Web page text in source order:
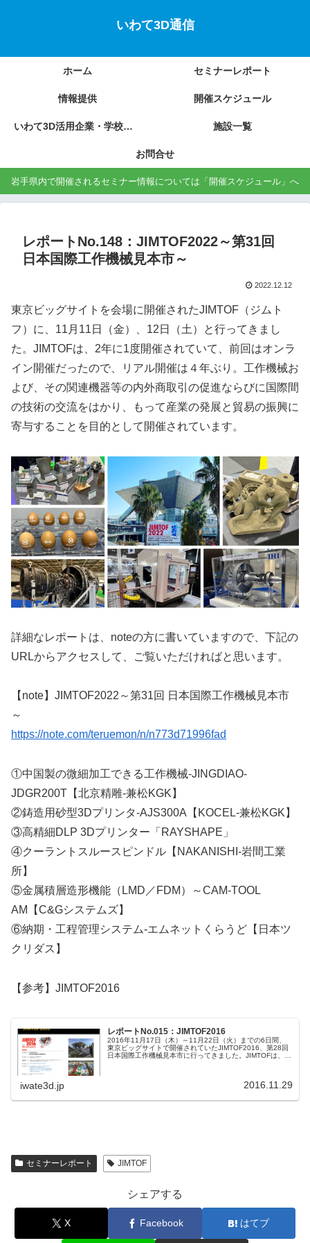
いわて3D通信
ホーム セミナーレポート
情報提供 開催スケジュール
いわて3D活用企業・学校の紹介 施設一覧
お問合せ
岩手県内で開催されるセミナー情報については「開催スケジュール」へ
レポートNo.148：JIMTOF2022～第31回
日本国際工作機械見本市～
2022.12.12
東京ビッグサイトを会場に開催されたJIMTOF（ジムト
フ）に、11月11日（金）、12日（土）と行ってきまし
た。JIMTOFは、2年に1度開催されていて、前回はオンラ
イン開催だったので、リアル開催は４年ぶり。工作機械お
よび、その関連機器等の内外商取引の促進ならびに国際間
の技術の交流をはかり、もって産業の発展と貿易の振興に
寄与することを目的として開催されています。
詳細なレポートは、noteの方に書いていますので、下記の
URLからアクセスして、ご覧いただければと思います。
【note】JIMTOF2022～第31回 日本国際工作機械見本市
～
https://note.com/teruemon/n/n773d71996fad
①中国製の微細加工できる工作機械-JINGDIAO-
JDGR200T【北京精雕-兼松KGK】
②鋳造用砂型3Dプリンタ-AJS300A【KOCEL-兼松KGK】
③高精細DLP 3Dプリンター「RAYSHAPE」
④クーラントスルースピンドル【NAKANISHI-岩間工業
所】
⑤金属積層造形機能（LMD／FDM）～CAM-TOOL
AM【C&Gシステムズ】
⑥納期・工程管理システム-エムネットくらうど【日本ツ
クリダス】
【参考】JIMTOF2016
レポートNo.015：JIMTOF2016
2016年11月17日（木）～11月22日（火）までの6日間、
東京ビッグサイトで開催されていたJIMTOF2016、第28回
日本国際工作機械見本市に行ってきました。JIMTOFは、2
として開催されています。工作機械やCAMソフト、治工
た。東京ビッグサイト全てを使用した大規模なイベントで
iwate3d.jp 2016.11.29
セミナーレポート JIMTOF
シェアする
X Facebook はてブ